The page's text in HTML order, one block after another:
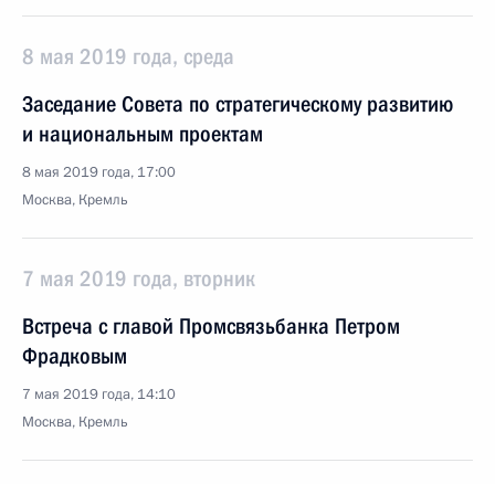
8 мая 2019 года, среда
Заседание Совета по стратегическому развитию
и национальным проектам
8 мая 2019 года, 17:00
Москва, Кремль
7 мая 2019 года, вторник
Встреча с главой Промсвязьбанка Петром
Фрадковым
7 мая 2019 года, 14:10
Москва, Кремль